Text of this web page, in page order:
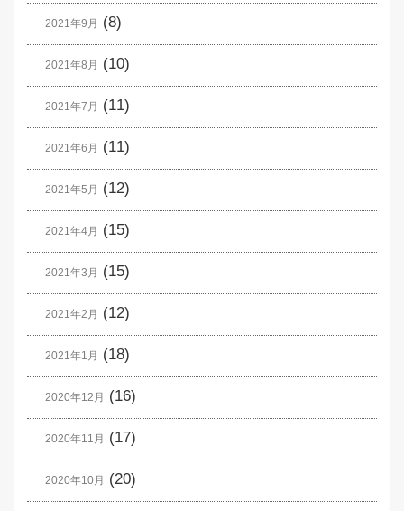
2021年9月 (8)
2021年8月 (10)
2021年7月 (11)
2021年6月 (11)
2021年5月 (12)
2021年4月 (15)
2021年3月 (15)
2021年2月 (12)
2021年1月 (18)
2020年12月 (16)
2020年11月 (17)
2020年10月 (20)